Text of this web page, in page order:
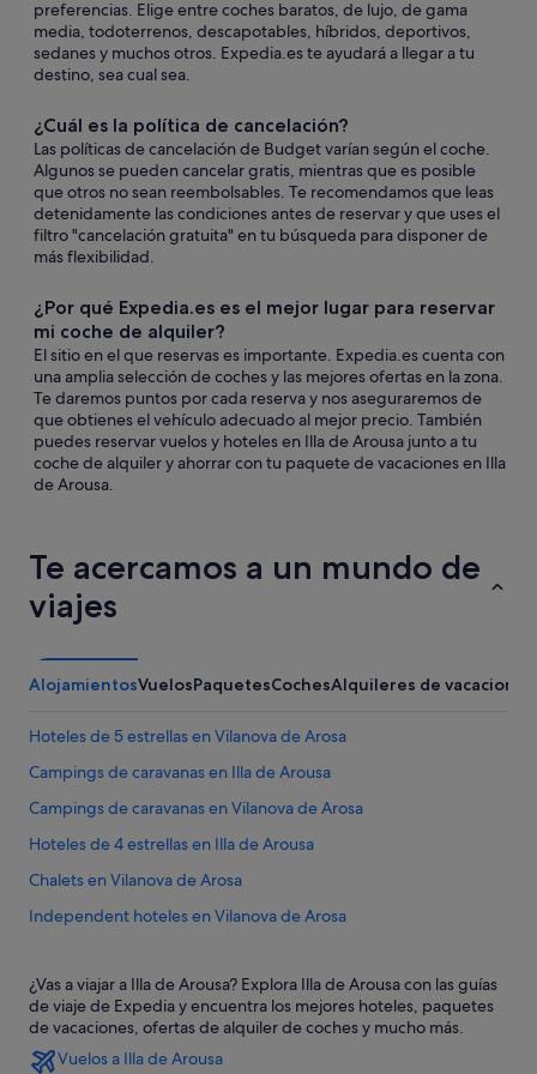
preferencias. Elige entre coches baratos, de lujo, de gama
media, todoterrenos, descapotables, híbridos, deportivos,
sedanes y muchos otros. Expedia.es te ayudará a llegar a tu
destino, sea cual sea.
¿Cuál es la política de cancelación?
Las políticas de cancelación de Budget varían según el coche.
Algunos se pueden cancelar gratis, mientras que es posible
que otros no sean reembolsables. Te recomendamos que leas
detenidamente las condiciones antes de reservar y que uses el
filtro "cancelación gratuita" en tu búsqueda para disponer de
más flexibilidad.
¿Por qué Expedia.es es el mejor lugar para reservar
mi coche de alquiler?
El sitio en el que reservas es importante. Expedia.es cuenta con
una amplia selección de coches y las mejores ofertas en la zona.
Te daremos puntos por cada reserva y nos aseguraremos de
que obtienes el vehículo adecuado al mejor precio. También
puedes reservar vuelos y hoteles en Illa de Arousa junto a tu
coche de alquiler y ahorrar con tu paquete de vacaciones en Illa
de Arousa.
Te acercamos a un mundo de
viajes
AlojamientosVuelosPaquetesCochesAlquileres de vacaciones
Hoteles de 5 estrellas en Vilanova de Arosa
Campings de caravanas en Illa de Arousa
Campings de caravanas en Vilanova de Arosa
Hoteles de 4 estrellas en Illa de Arousa
Chalets en Vilanova de Arosa
Independent hoteles en Vilanova de Arosa
Pensiones en Vilanova de Arosa
Apartamentos en Vilanova de Arosa
Residences en Illa de Arousa
¿Vas a viajar a Illa de Arousa? Explora Illa de Arousa con las guías
de viaje de Expedia y encuentra los mejores hoteles, paquetes
de vacaciones, ofertas de alquiler de coches y mucho más.
Vuelos a Illa de Arousa